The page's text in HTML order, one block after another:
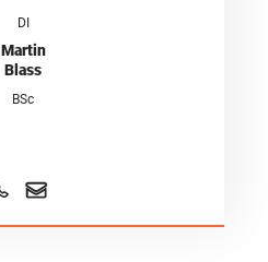
DI
Martin
Blass
BSc